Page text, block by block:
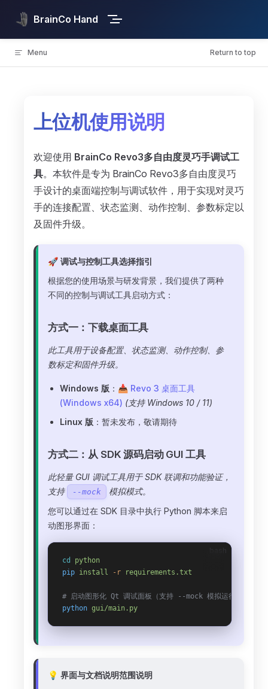
Skip to content
BrainCo Hand
Menu Return to top
上位机使用说明
欢迎使用 BrainCo Revo3多自由度灵巧手调试工
具。本软件是专为 BrainCo Revo3多自由度灵巧
手设计的桌面端控制与调试软件，用于实现对灵巧
手的连接配置、状态监测、动作控制、参数标定以
及固件升级。
🚀 调试与控制工具选择指引
根据您的使用场景与研发背景，我们提供了两种
不同的控制与调试工具启动方式：
方式一：下载桌面工具
此工具用于设备配置、状态监测、动作控制、参
数标定和固件升级。
Windows 版 ： 📥 Revo 3 桌面工具
(Windows x64) (支持 Windows 10 / 11)
Linux 版 ：暂未发布，敬请期待
方式二：从 SDK 源码启动 GUI 工具
此轻量 GUI 调试工具用于 SDK 联调和功能验证，
支持
--mock
模拟模式。
您可以通过在 SDK 目录中执行 Python 脚本来启
动图形界面：
cd
python
pip install -r requirements.txt
# 启动图形化 Qt 调试面板（支持 --mock 模拟运行模式）
python gui/main.py
💡 界面与文档说明范围说明